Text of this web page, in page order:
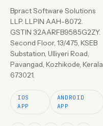
Bpract Software Solutions
LLP. LLPIN AAH-8072.
GSTIN 32AARFB9585G2ZY.
Second Floor, 13/475, KSEB
Substation, Ulliyeri Road,
Pavangad, Kozhikode, Kerala
673021.
IOS
APP
ANDROID
APP